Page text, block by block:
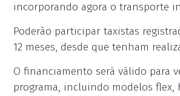
incorporando agora o transporte
Poderão participar taxistas
12 meses, desde que tenham
O financiamento será válido para
programa, incluindo modelos